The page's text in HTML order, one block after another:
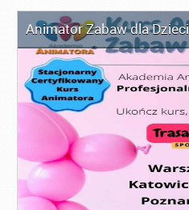
Animator Zabaw dla Dzieci